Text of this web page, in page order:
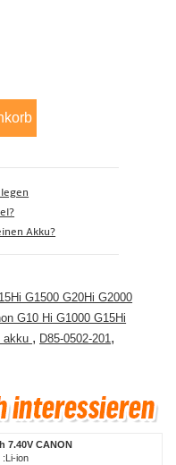
Akku?
G1500 G20Hi G2000
G10 Hi G1000 G15Hi
akku , D85-0502-201,
7.40V CANON
:Li-ion